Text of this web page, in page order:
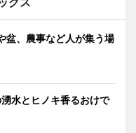
盆、農事など人が集う場
水とヒノキ香るおけで